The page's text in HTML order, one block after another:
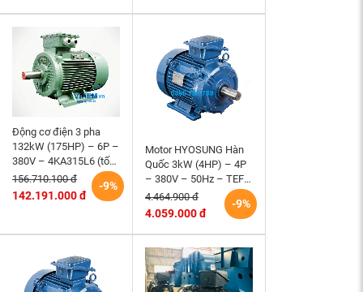
Động cơ điện 3 pha
132kW (175HP) – 6P –
380V – 4KA315L6 (tốc
độ 990 ~1000RPM)
HEM VIHEM (Việt
Hung) điện cơ Hà Nội
-9%
156.710.100 đ
142.191.000 đ
Motor HYOSUNG Hàn
Quốc 3kW (4HP) – 4P
– 380V – 50Hz – TEFC
– 100L – B3 (tốc độ
1500 r/min)
-9%
4.464.900 đ
4.059.000 đ